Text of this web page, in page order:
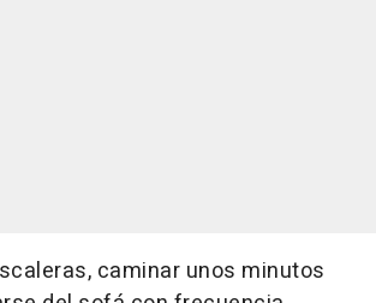
caminar unos minutos